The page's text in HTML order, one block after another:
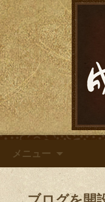
三島市、
「成高園」
少人数の宴
すすめ
メニュー